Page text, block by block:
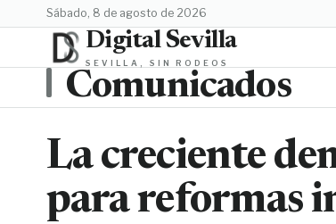
sábado, 8 de agosto de 2026
Digital Sevilla
SEVILLA, SIN RODEOS
Comunicados
La creciente
para reformas